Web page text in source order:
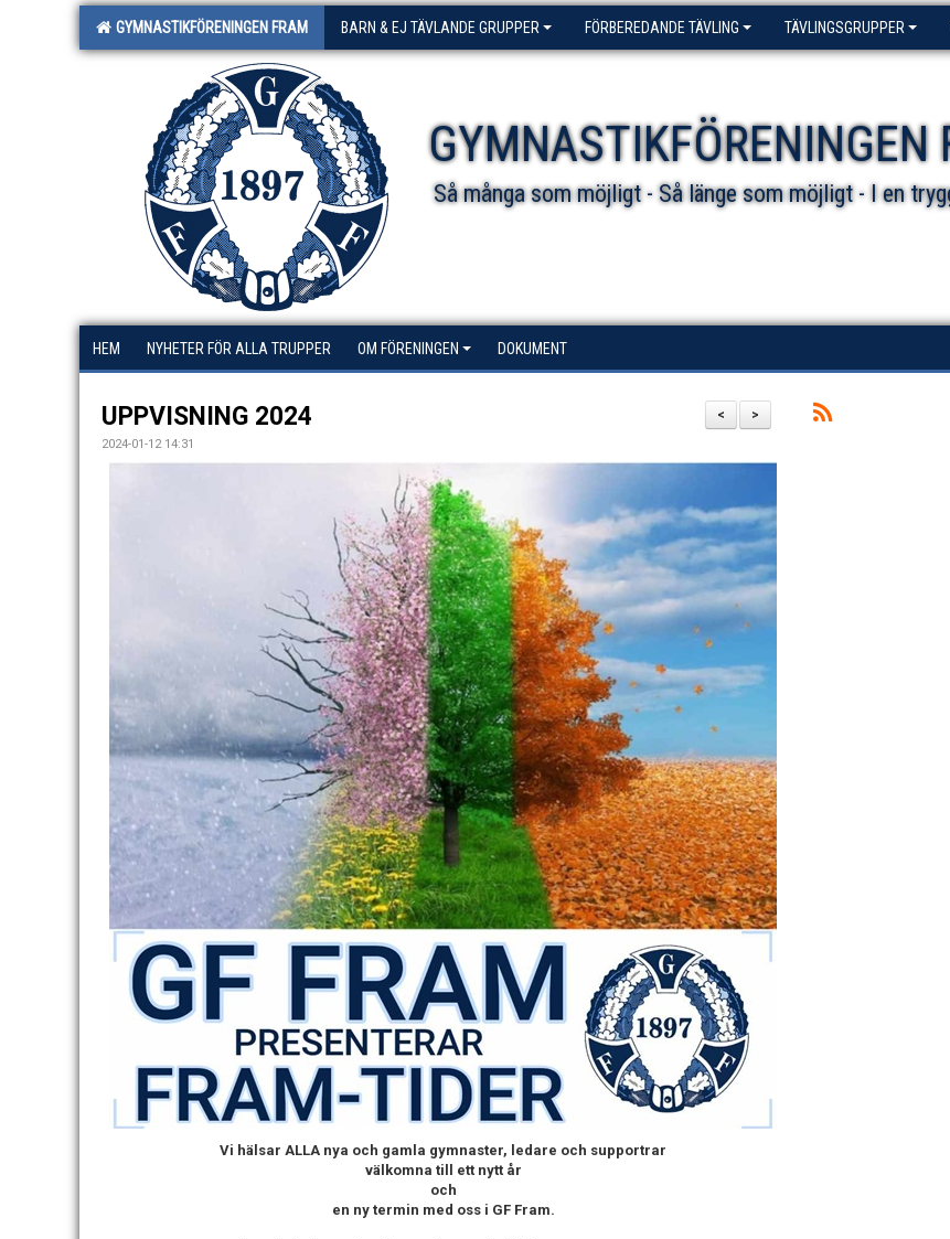
GYMNASTIKFÖRENINGEN FRAM BARN & EJ TÄVLANDE GRUPPER FÖRBEREDANDE TÄVLING TÄVLINGSGRUPPER
GYMNASTIKFÖRENINGEN
Så många som möjligt - Så länge som möjligt - I en
HEM NYHETER FÖR ALLA TRUPPER OM FÖRENINGEN DOKUMENT
>
<
UPPVISNING 2024
2024-01-12 14:31
Vi hälsar ALLA nya och gamla gymnaster, ledare och supportrar
välkomna till ett nytt år
och
en ny termin med oss i GF Fram.